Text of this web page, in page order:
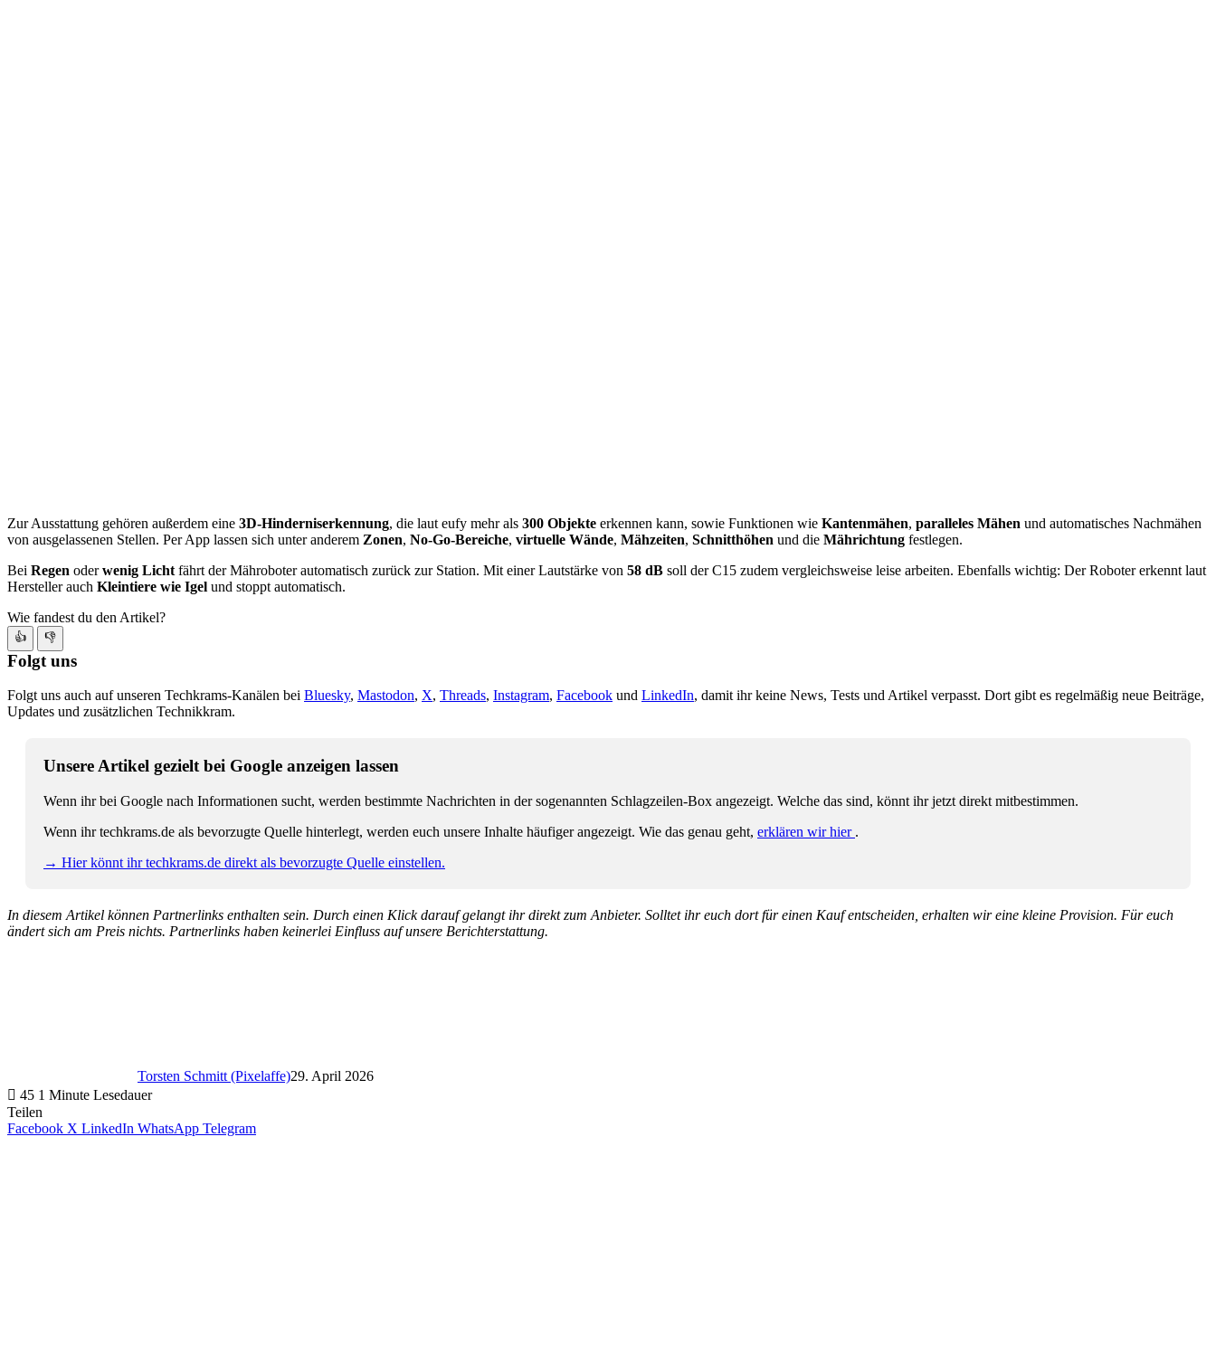
Zur Ausstattung gehören außerdem eine 3D-Hinderniserkennung, die laut eufy mehr als 300 Objekte erkennen kann, sowie Funktionen wie Kantenmähen, paralleles Mähen und automatisches Nachmähen
von ausgelassenen Stellen. Per App lassen sich unter anderem Zonen, No-Go-Bereiche, virtuelle Wände, Mähzeiten, Schnitthöhen und die Mährichtung festlegen.
Bei Regen oderwenig Licht fährt der Mähroboter automatisch zurück zur Station. Mit einer Lautstärke von 58 dB soll der C15 zudem vergleichsweise leise arbeiten. Ebenfalls wichtig: Der Roboter erkennt laut
Hersteller auch Kleintiere wie Igel und stoppt automatisch.
Wie fandest du den Artikel?
👍 👎
Folgt uns
Folgt uns auch auf unseren Techkrams-Kanälen bei Bluesky, Mastodon, X, Threads, Instagram, Facebook und LinkedIn, damit ihr keine News, Tests und Artikel verpasst. Dort gibt es regelmäßig neue Beiträge,
Updates und zusätzlichen Technikkram.
Unsere Artikel gezielt bei Google anzeigen lassen
Wenn ihr bei Google nach Informationen sucht, werden bestimmte Nachrichten in der sogenannten Schlagzeilen-Box angezeigt. Welche das sind, könnt ihr jetzt direkt mitbestimmen.
Wenn ihr techkrams.de als bevorzugte Quelle hinterlegt, werden euch unsere Inhalte häufiger angezeigt. Wie das genau geht, erklären wir hier .
→ Hier könnt ihr techkrams.de direkt als bevorzugte Quelle einstellen.
In diesem Artikel können Partnerlinks enthalten sein. Durch einen Klick darauf gelangt ihr direkt zum Anbieter. Solltet ihr euch dort für einen Kauf entscheiden, erhalten wir eine kleine Provision. Für euch
ändert sich am Preis nichts. Partnerlinks haben keinerlei Einfluss auf unsere Berichterstattung.
Torsten Schmitt (Pixelaffe)29. April 2026
45 1 Minute Lesedauer
Teilen
Facebook X LinkedIn WhatsApp Telegram